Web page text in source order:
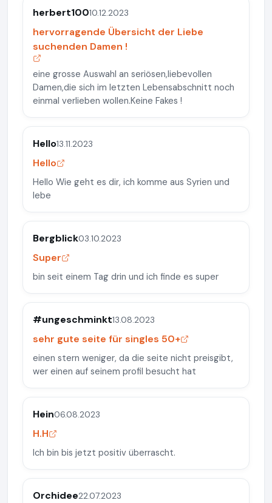
herbert10010.12.2023
hervorragende Übersicht der Liebe
suchenden Damen !
eine grosse Auswahl an seriösen,liebevollen
Damen,die sich im letzten Lebensabschnitt noch
einmal verlieben wollen.Keine Fakes !
Hello13.11.2023
Hello
Hello Wie geht es dir, ich komme aus Syrien und
lebe
Bergblick03.10.2023
Super
bin seit einem Tag drin und ich finde es super
#ungeschminkt13.08.2023
sehr gute seite für singles 50+
einen stern weniger, da die seite nicht preisgibt,
wer einen auf seinem profil besucht hat
Hein06.08.2023
H.H
Ich bin bis jetzt positiv überrascht.
Orchidee22.07.2023